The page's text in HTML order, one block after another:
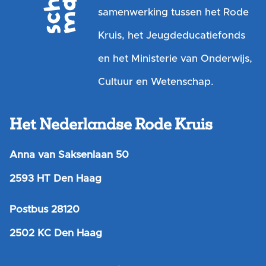
samenwerking tussen het Rode
Kruis, het Jeugdeducatiefonds
en het Ministerie van Onderwijs,
Cultuur en Wetenschap.
Het Nederlandse Rode Kruis
Anna van Saksenlaan 50
2593 HT Den Haag
Postbus 28120
2502 KC Den Haag